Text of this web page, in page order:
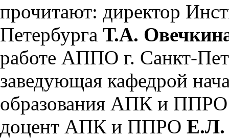
прочитают: директор
Петербурга Т.А.
работе АППО г. Санкт-
заведующая кафедрой
образования АПК и
доцент АПК и ППРО Е.Л.